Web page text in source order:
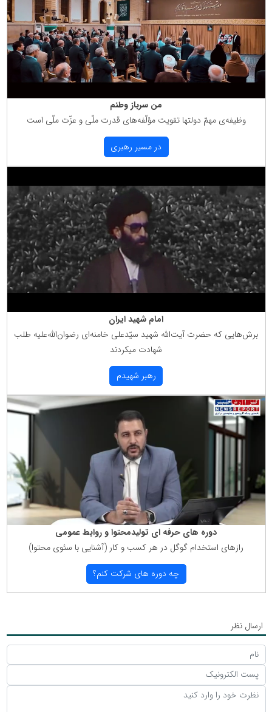
من سرباز وطنم
وظیفه‌ی مهمّ دولتها تقویت مؤلّفه‌های قدرت ملّی و عزّت ملّی است
در مسیر رهبری
امام شهید ایران
برش‌هایی كه حضرت آیت‌الله شهید سیّدعلی خامنه‌ای رضوان‌الله‌علیه طلب
شهادت میكردند
رهبر شهیدم
دوره های حرفه ای تولیدمحتوا و روابط عمومی
رازهای استخدام گوگل در هر كسب و كار (آشنایی با سئوی محتوا)
چه دوره های شركت كنم؟
ارسال نظر